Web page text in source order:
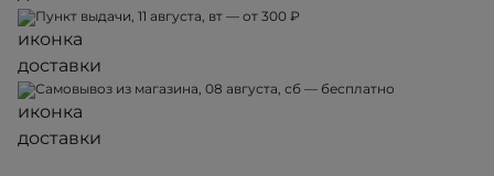
Пункт выдачи, 11 августа, вт — от 300 ₽
Самовывоз из магазина, 08 августа, сб — бесплатно